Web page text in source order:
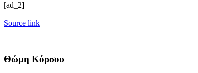
[ad_2]
Source link
Θώμη Κόρσου